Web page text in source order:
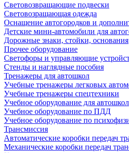
Световозвращающие подвески
Световозращающая одежда
Оснащение автогородков и
Детские мини-автомобили для
Дорожные знаки, стойки, основания
Прочее оборудование
Светофоры и управляющие
Стенды и наглядные пособия
Тренажеры для автошкол
Учебные тренажеры легковых
Учебные тренажеры спецтехники
Учебное оборудование для автошкол
Учебное оборудование по ПДД
Учебное оборудование по
Трансмиссия
Автоматические коробки передач
Механические коробки передач